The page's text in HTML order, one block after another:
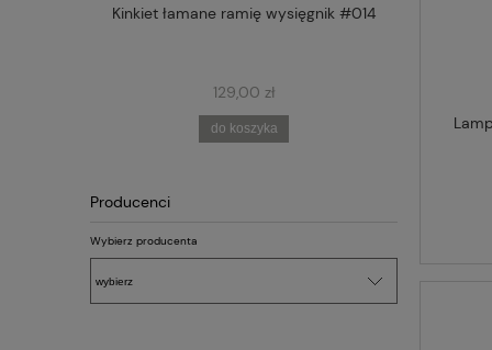
Kinkiet łamane ramię wysięgnik #014
129,00 zł
do koszyka
Producenci
Wybierz producenta